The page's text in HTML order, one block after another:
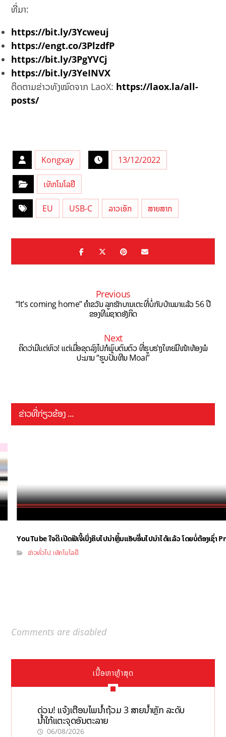
ທີ່ມາ:
https://bit.ly/3Ycweuj
https://engt.co/3PlzdfP
https://bit.ly/3PgYVCj
https://bit.ly/3YeINVX
ຕິດຕາມຂ່າວທັງໝົດຈາກ LaoX: https://laox.la/all-
posts/
Kongxay 13/12/2022
ເທັກໂນໂລຢີ
EU USB-C ລາວເອັກ ສາຍສາກ
Previous
“It’s coming home” ຄໍາຂວັນ ລູກຮັກບານເຕະທີ່ບໍ່ກັບບ້ານມາແລ້ວ 56 ປີ
ຂອງທີມຊາດອັງກິດ
Next
ຄິດວ່າມີແຕ່ຫົວ! ແຕ່ເມື່ອຂຸດລົງໄປກໍພົບຕົນຕົວ ທີ່ຮູບຮ່າງໃຫຍ່ມີໜ້າທ້ອງພໍ
ປະມານ “ຮູບປັ້ນຫີນ Moai”
ຂ່າວທີ່ກ່ຽວຂ້ອງ ...
YouTube ໃຈດີ ເປີດຟີເຈີ້ເບິ່ງຄິບໄປນຳຫຼິ້ນແອັບອື່ນໄປນຳໄດ້ແລ້ວ ໂດຍບໍ່ຕ້ອງເຊົ່າ
ຂ່າວທົ່ວໄປ,ເທັກໂນໂລຢີ
Comments are disabled
ເນື້ອຫາຫຼ້າສຸດ
ດ່ວນ! ແຈ້ງເຕືອນໄພນໍ້າຖ້ວມ 3 ສາຍນໍ້າຫຼັກ ລະດັບ
ນໍ້າໃກ້ແຕະຈຸດອັນຕະລາຍ
06/08/2026